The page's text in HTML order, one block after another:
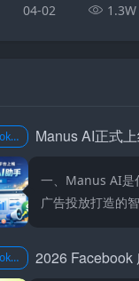
04-02 1.3W
Facebook投流技巧
一、Manus AI是
广告投放打造的
Facebook投流技巧